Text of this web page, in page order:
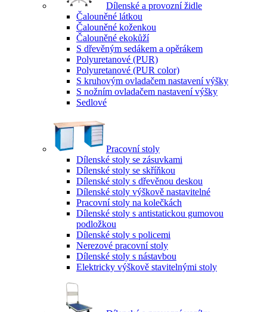
Dílenské a provozní židle
Čalouněné látkou
Čalouněné koženkou
Čalouněné ekokůží
S dřevěným sedákem a opěrákem
Polyuretanové (PUR)
Polyuretanové (PUR color)
S kruhovým ovladačem nastavení výšky
S nožním ovladačem nastavení výšky
Sedlové
Pracovní stoly
Dílenské stoly se zásuvkami
Dílenské stoly se skříňkou
Dílenské stoly s dřevěnou deskou
Dílenské stoly výškově nastavitelné
Pracovní stoly na kolečkách
Dílenské stoly s antistatickou gumovou
podložkou
Dílenské stoly s policemi
Nerezové pracovní stoly
Dílenské stoly s nástavbou
Elektricky výškově stavitelnými stoly